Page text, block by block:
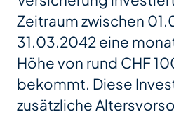
Zeitraum zwischen
31.03.2042 eine
Höhe von rund CHF
bekommt. Diese
zusätzliche